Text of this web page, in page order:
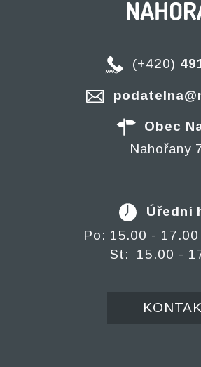
(+420)
Obec
Nahořany
Úřední
Po: 15.00 -
St: 15.00 -